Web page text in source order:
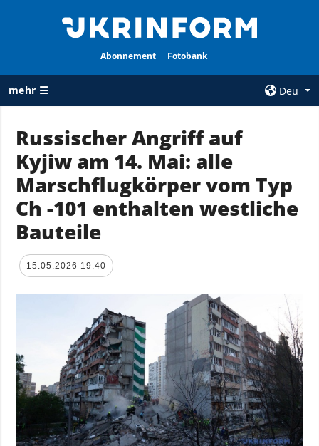
Abonnement Fotobank
mehr ☰
Deu
ALLE
RUBRIKEN
Krieg
Wiederaufbau
der Ukraine
Politik
Wirtschaft
Gesellschaft und
Sport
Kriminalität
Notstand und
Notfälle
AGENTUR
Über uns
Kontakte
personenbezogener
Daten
Russischer Angriff auf
Kyjiw am 14. Mai: alle
Marschflugkörper vom Typ
Ch -101 enthalten westliche
Bauteile
15.05.2026 19:40